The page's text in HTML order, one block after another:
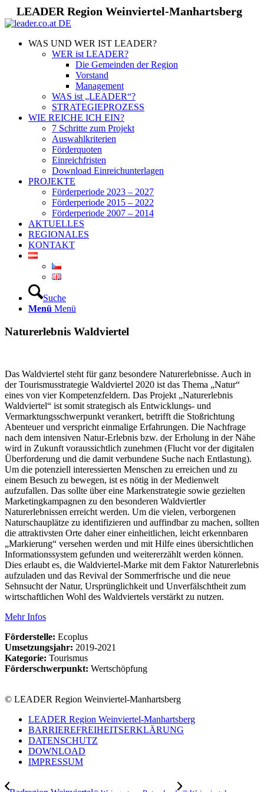
LEADER Region Weinviertel-Manhartsberg
WAS UND WER IST LEADER?
WER ist LEADER?
Die Gemeinden der Region
Vorstand
Management
WAS ist „LEADER“?
STRATEGIEPROZESS
WIE REICHE ICH EIN?
7 Schritte zum Projekt
Auswahlkriterien
Förderquoten
Einreichfristen
Download Einreichunterlagen
PROJEKTE
Förderperiode 2023 – 2027
Förderperiode 2015 – 2022
Förderperiode 2007 – 2014
AKTUELLES
REGIONALES
KONTAKT
Suche
Menü Menü
Naturerlebnis Waldviertel
Das Waldviertel steht für ganz besondere Naturerlebnisse. Auch in
der Tourismusstrategie Waldviertel 2020 ist das Thema „Natur“
eines von vier Kompetenzfeldern. Das Projekt „Naturerlebnis
Waldviertel“ ist somit strategisch als Entwicklungs- und
Vermarktungsschwerpunkt verankert, betrifft die Stoßrichtung
Abenteuer und verspricht einmalige Erfahrungen. Die Nachfrage
nach dem intensiven Natur-Erlebnis bzw. der Erholung in der Nähe
wird in Zukunft voraussichtlich zunehmen (Flucht vor der digitalen
Überforderung und die damit verbundene Suche nach Entlastung).
Um die potenziell interessierten Menschen zu erreichen und zu
einem Besuch zu bewegen, ist es nötig in der Medienwelt
aufzufallen. Das sollte über eine Markenstrategie sowie gezielten
Marketingkampagnen zu den besonderen Waldviertler
Naturerlebnissen erreicht werden. Um die vielen, verborgenen
Naturschauplätze zu identifizieren und auffindbar zu machen, sollten
die attraktivsten Orte daher einer einheitlichen, leicht erkennbaren
„Markierung“ versehen werden und mit Hilfe eines übersichtlichen
Informationssystem gefunden und weitererzählt werden können.
Dies erlaubt es, die Waldviertel-Marke mit dem Faktor Naturerlebnis
aufzuladen und das Revival der Sommerfrische und die neue
Sehnsucht der Natur, Ursprünglichkeit und Unverfälschtheit zum
wirtschaftlichen Wohl des Waldviertels verstärkt zu nutzen.
Mehr Infos
Förderstelle: Ecoplus
Umsetzungsjahr: 2019-2021
Kategorie: Tourismus
Förderschwerpunkt: Wertschöpfung
© LEADER Region Weinviertel-Manhartsberg
LEADER Region Weinviertel-Manhartsberg
BARRIEREFREIHEITSERKLÄRUNG
DATENSCHUTZ
DOWNLOAD
IMPRESSUM